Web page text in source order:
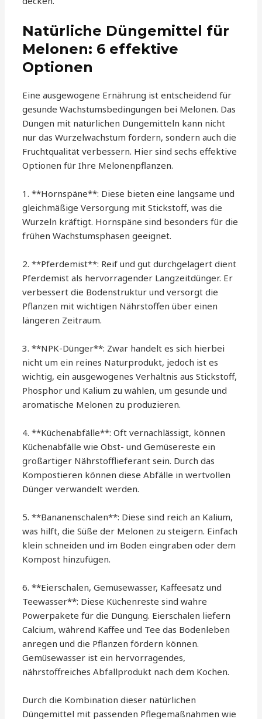
Natürliche Düngemittel für
Melonen: 6 effektive
Optionen
Eine ausgewogene Ernährung ist entscheidend für
gesunde Wachstumsbedingungen bei Melonen. Das
Düngen mit natürlichen Düngemitteln kann nicht
nur das Wurzelwachstum fördern, sondern auch die
Fruchtqualität verbessern. Hier sind sechs effektive
Optionen für Ihre Melonenpflanzen.
1. **Hornspäne**: Diese bieten eine langsame und
gleichmäßige Versorgung mit Stickstoff, was die
Wurzeln kräftigt. Hornspäne sind besonders für die
frühen Wachstumsphasen geeignet.
2. **Pferdemist**: Reif und gut durchgelagert dient
Pferdemist als hervorragender Langzeitdünger. Er
verbessert die Bodenstruktur und versorgt die
Pflanzen mit wichtigen Nährstoffen über einen
längeren Zeitraum.
3. **NPK-Dünger**: Zwar handelt es sich hierbei
nicht um ein reines Naturprodukt, jedoch ist es
wichtig, ein ausgewogenes Verhältnis aus Stickstoff,
Phosphor und Kalium zu wählen, um gesunde und
aromatische Melonen zu produzieren.
4. **Küchenabfälle**: Oft vernachlässigt, können
Küchenabfälle wie Obst- und Gemüsereste ein
großartiger Nährstofflieferant sein. Durch das
Kompostieren können diese Abfälle in wertvollen
Dünger verwandelt werden.
5. **Bananenschalen**: Diese sind reich an Kalium,
was hilft, die Süße der Melonen zu steigern. Einfach
klein schneiden und im Boden eingraben oder dem
Kompost hinzufügen.
6. **Eierschalen, Gemüsewasser, Kaffeesatz und
Teewasser**: Diese Küchenreste sind wahre
Powerpakete für die Düngung. Eierschalen liefern
Calcium, während Kaffee und Tee das Bodenleben
anregen und die Pflanzen fördern können.
Gemüsewasser ist ein hervorragendes,
nährstoffreiches Abfallprodukt nach dem Kochen.
Durch die Kombination dieser natürlichen
Düngemittel mit passenden Pflegemaßnahmen wie